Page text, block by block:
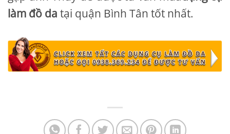
làm đồ da tại quận Bình Tân tốt nhất.